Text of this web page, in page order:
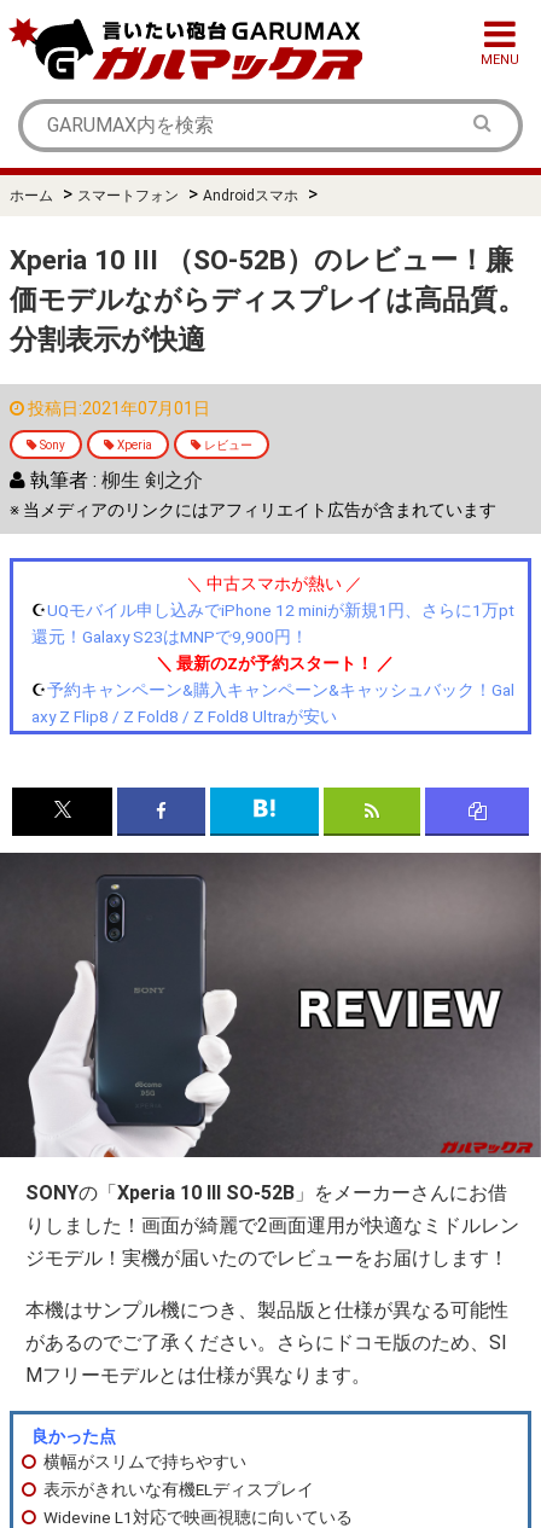
MENU
ホーム > スマートフォン > Androidスマホ >
Xperia 10 III （SO-52B）のレビュー！廉
価モデルながらディスプレイは高品質。
分割表示が快適
投稿日:2021年07月01日
Sony Xperia レビュー
執筆者 : 柳生 剣之介
※ 当メディアのリンクにはアフィリエイト広告が含まれています
＼ 中古スマホが熱い ／
☪️UQモバイル申し込みでiPhone 12 miniが新規1円、さらに1万pt
還元！Galaxy S23はMNPで9,900円！
＼ 最新のZが予約スタート！ ／
☪️予約キャンペーン&購入キャンペーン&キャッシュバック！Gal
axy Z Flip8 / Z Fold8 / Z Fold8 Ultraが安い
SONYの「Xperia 10 III SO-52B 」をメーカーさんにお借
りしました！画面が綺麗で2画面運用が快適なミドルレン
ジモデル！実機が届いたのでレビューをお届けします！
本機はサンプル機につき、製品版と仕様が異なる可能性
があるのでご了承ください。さらにドコモ版のため、SI
Mフリーモデルとは仕様が異なります。
良かった点
横幅がスリムで持ちやすい
表示がきれいな有機ELディスプレイ
Widevine L1対応で映画視聴に向いている